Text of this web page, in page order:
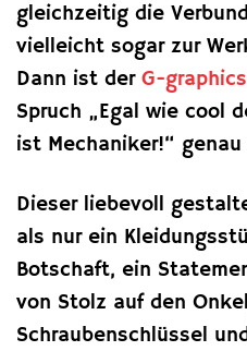
gleichzeitig die
vielleicht sogar zur
Dann ist der G-graphics
Spruch „Egal wie cool
ist Mechaniker!“
Dieser liebevoll
als nur ein
Botschaft, ein
von Stolz auf den
Schraubenschlüssel